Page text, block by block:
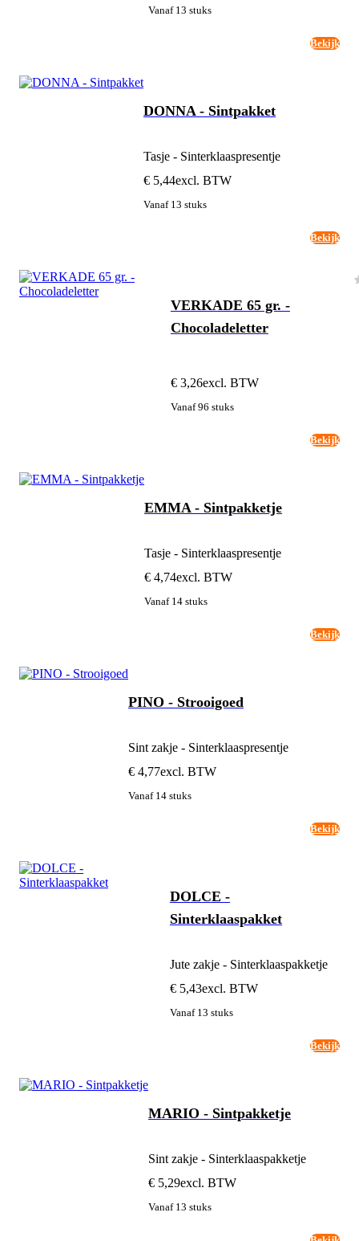
Vanaf 13 stuks
Bekijk
DONNA - Sintpakket
Tasje - Sinterklaaspresentje
€ 5,44excl. BTW
Vanaf 13 stuks
Bekijk
VERKADE 65 gr. -
Chocoladeletter
€ 3,26excl. BTW
Vanaf 96 stuks
Bekijk
EMMA - Sintpakketje
Tasje - Sinterklaaspresentje
€ 4,74excl. BTW
Vanaf 14 stuks
Bekijk
PINO - Strooigoed
Sint zakje - Sinterklaaspresentje
€ 4,77excl. BTW
Vanaf 14 stuks
Bekijk
DOLCE -
Sinterklaaspakket
Jute zakje - Sinterklaaspakketje
€ 5,43excl. BTW
Vanaf 13 stuks
Bekijk
MARIO - Sintpakketje
Sint zakje - Sinterklaaspakketje
€ 5,29excl. BTW
Vanaf 13 stuks